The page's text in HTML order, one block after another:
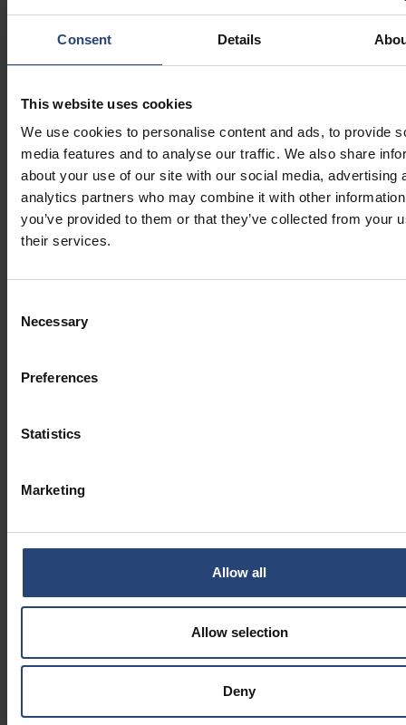
Consent Details
This website uses cookies
We use cookies to personalise content and ads, to provide
media features and to analyse our traffic. We also share
about your use of our site with our social media, advertising
analytics partners who may combine it with other
you’ve provided to them or that they’ve collected from your
their services.
Selection
Necessary
Preferences
Statistics
Marketing
Allow all
Allow selection
Deny